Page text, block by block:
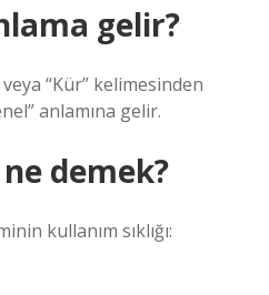
gelir?
“Kür” kelimesinden
anlamına gelir.
demek?
kullanım sıklığı: